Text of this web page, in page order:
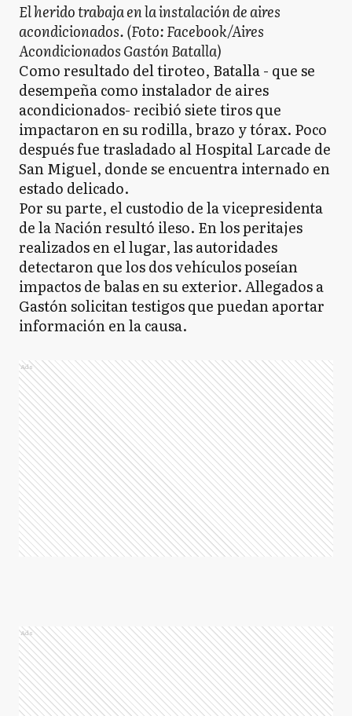
El herido trabaja en la instalación de aires
acondicionados. (Foto: Facebook/Aires
Acondicionados Gastón Batalla)
Como resultado del tiroteo, Batalla - que se
desempeña como instalador de aires
acondicionados- recibió siete tiros que
impactaron en su rodilla, brazo y tórax. Poco
después fue trasladado al Hospital Larcade de
San Miguel, donde se encuentra internado en
estado delicado.
Por su parte, el custodio de la vicepresidenta
de la Nación resultó ileso. En los peritajes
realizados en el lugar, las autoridades
detectaron que los dos vehículos poseían
impactos de balas en su exterior. Allegados a
Gastón solicitan testigos que puedan aportar
información en la causa.
Ads
Ads